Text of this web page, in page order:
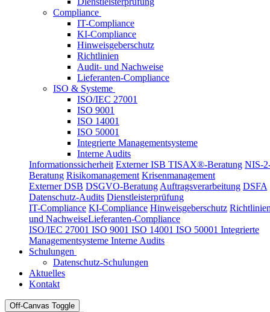
Compliance
IT-Compliance
KI-Compliance
Hinweisgeberschutz
Richtlinien
Audit- und Nachweise
Lieferanten-Compliance
ISO & Systeme
ISO/IEC 27001
ISO 9001
ISO 14001
ISO 50001
Integrierte Managementsysteme
Interne Audits
Informationssicherheit Externer ISB TISAX®-Beratung NIS-
Beratung Risikomanagement Krisenmanagement
Externer DSB DSGVO-Beratung Auftragsverarbeitung DSFA
Datenschutz-Audits Dienstleisterprüfung
IT-Compliance KI-Compliance Hinweisgeberschutz
und NachweiseLieferanten-Compliance
ISO/IEC 27001 ISO 9001 ISO 14001 ISO 50001 Integrierte
Managementsysteme Interne Audits
Schulungen
Datenschutz-Schulungen
Aktuelles
Kontakt
Off-Canvas Toggle